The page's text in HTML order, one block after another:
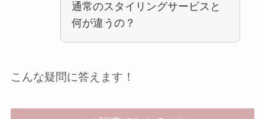
通常のスタイリングサービスと
何が違うの？
こんな疑問に答えます！